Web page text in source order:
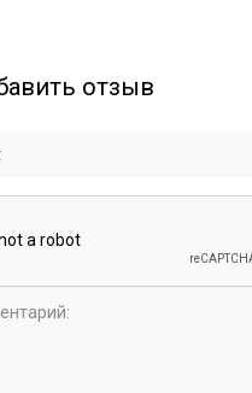
отзыв